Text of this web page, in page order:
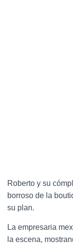
Roberto y su
borroso de la
su plan.
La empresaria
la escena,